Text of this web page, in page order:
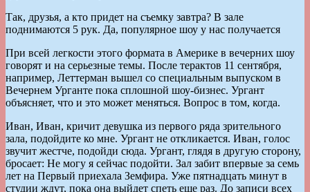
Так, друзья, а кто придет на съемку завтра? В зале
поднимаются 5 рук. Да, популярное шоу у нас получается
При всей легкости этого формата в Америке в вечерних шоу
говорят и на серьезные темы. После терактов 11 сентября,
например, Леттерман вышел со специальным выпуском в
Вечернем Урганте пока сплошной шоу-бизнес. Ургант
объясняет, что и это может меняться. Вопрос в том, когда.
Иван, Иван, кричит девушка из первого ряда зрительного
зала, подойдите ко мне. Ургант не откликается. Иван, голос
звучит жестче, подойди сюда. Ургант, глядя в другую сторону,
бросает: Не могу я сейчас подойти. Зал забит впервые за семь
лет на Первый приехала Земфира. Уже пятнадцать минут в
студии ждут, пока она выйдет спеть еще раз. До записи всех